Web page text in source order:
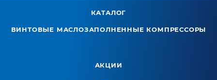
КАТАЛОГ
ВИНТОВЫЕ МАСЛОЗАПОЛНЕННЫЕ КОМПРЕССОРЫ
АКЦИИ